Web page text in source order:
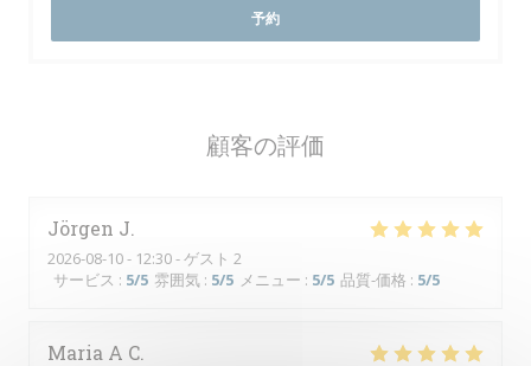
顧客の評価
Jörgen J
2026-08-10- 12:30 - ゲスト 2
サービス : 5/5 雰囲気 : 5/5 メニュー : 5/5 品質-価格 : 5/5
Maria A C
予約